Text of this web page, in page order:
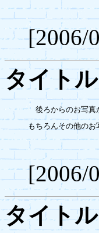
[2006/
タイト
後ろからのお写真
もちろんその他のお
[2006/
タイト